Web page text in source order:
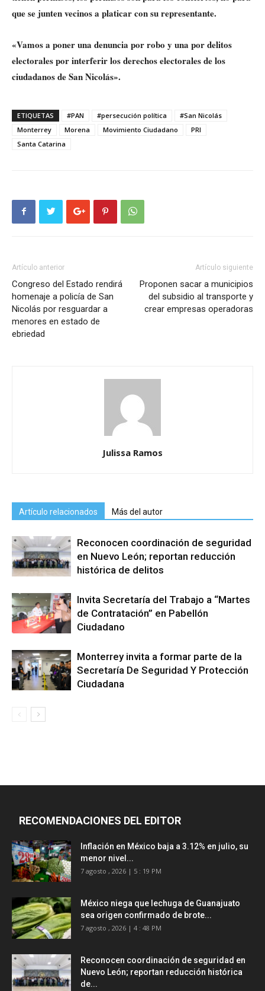
que se junten vecinos a platicar con su representante.
«Vamos a poner una denuncia por robo y una por delitos
electorales por interferir los derechos electorales de los
ciudadanos de San Nicolás».
ETIQUETAS #PAN #persecución política
#San Nicolás
Monterrey
Morena Movimiento Ciudadano
PRI
Santa Catarina
Artículo anterior
Congreso del Estado rendirá
homenaje a policía de San
Nicolás por resguardar a
menores en estado de
ebriedad
Artículo siguiente
Proponen sacar a municipios
del subsidio al transporte y
crear empresas operadoras
Julissa Ramos
Artículo relacionados Más del autor
Reconocen coordinación de seguridad
en Nuevo León; reportan reducción
histórica de delitos
Invita Secretaría del Trabajo a “Martes
de Contratación” en Pabellón
Ciudadano
Monterrey invita a formar parte de la
Secretaría De Seguridad Y Protección
Ciudadana
RECOMENDACIONES DEL EDITOR
Inflación en México baja a 3.12% en julio, su
menor nivel...
7 agosto , 2026 | 5 : 19 PM
México niega que lechuga de Guanajuato
sea origen confirmado de brote...
7 agosto , 2026 | 4 : 48 PM
Reconocen coordinación de seguridad en
Nuevo León; reportan reducción histórica
de...